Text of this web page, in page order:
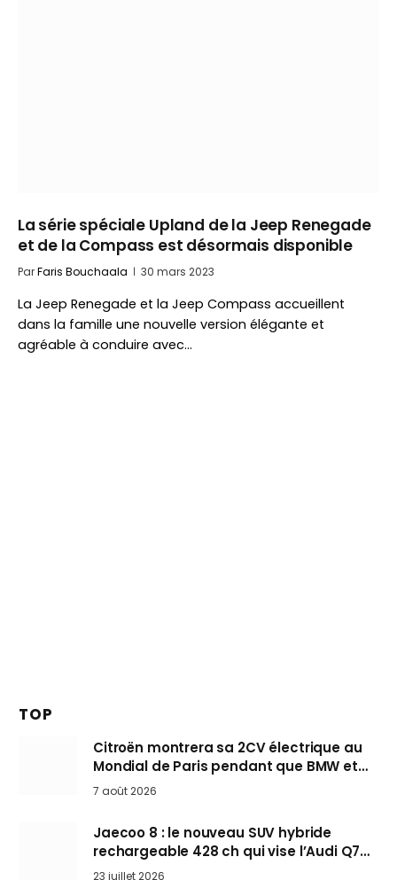
La série spéciale Upland de la Jeep Renegade
et de la Compass est désormais disponible
ParFaris Bouchaala 30 mars 2023
La Jeep Renegade et la Jeep Compass accueillent
dans la famille une nouvelle version élégante et
agréable à conduire avec…
TOP
Citroën montrera sa 2CV électrique au
Mondial de Paris pendant que BMW et
Mini désertent le salon
7 août 2026
Jaecoo 8 : le nouveau SUV hybride
rechargeable 428 ch qui vise l’Audi Q7
arrive en Europe cet automne
23 juillet 2026